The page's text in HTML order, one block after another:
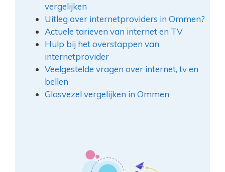
vergelijken
Uitleg over internetproviders in Ommen?
Actuele tarieven van internet en TV
Hulp bij het overstappen van
internetprovider
Veelgestelde vragen over internet, tv en
bellen
Glasvezel vergelijken in Ommen